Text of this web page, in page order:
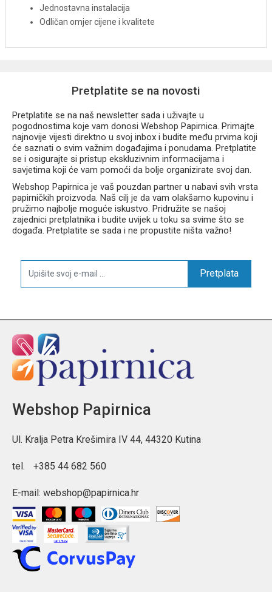
Jednostavna instalacija
Odličan omjer cijene i kvalitete
Pretplatite se na novosti
Pretplatite se na naš newsletter sada i uživajte u
pogodnostima koje vam donosi Webshop Papirnica. Primajte
najnovije vijesti direktno u svoj inbox i budite među prvima koji
će saznati o svim važnim događajima i ponudama. Pretplatite
se i osigurajte si pristup ekskluzivnim informacijama i
savjetima koji će vam pomoći da bolje organizirate svoj dan.
Webshop Papirnica je vaš pouzdan partner u nabavi svih vrsta
papirničkih proizvoda. Naš cilj je da vam olakšamo kupovinu i
pružimo najbolje moguće iskustvo. Pridružite se našoj
zajednici pretplatnika i budite uvijek u toku sa svime što se
događa. Pretplatite se sada i ne propustite ništa važno!
Pretplata
Webshop Papirnica
Ul. Kralja Petra Krešimira IV 44, 44320 Kutina
tel. +385 44 682 560
E-mail: webshop@papirnica.hr